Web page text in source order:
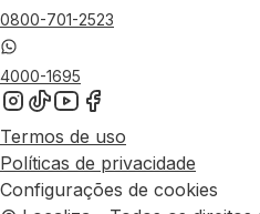
0800-701-2523
4000-1695
Termos de uso
Políticas de privacidade
Configurações de cookies